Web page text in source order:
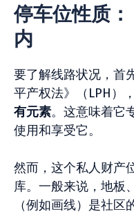
停车位性质
内
要了解线路状况，首
平产权法》（LPH）
有元素。这意味着它
使用和享受它。
然而，这个私人财产
库。一般来说，地板
（例如画线）是社